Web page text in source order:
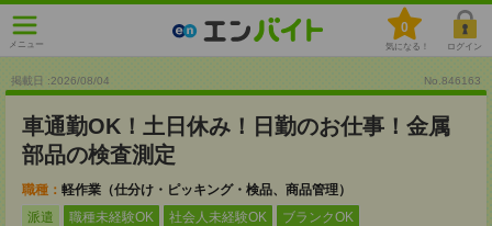
メニュー
0
気になる！ ログイン
掲載日 :2026/08/04 No.846163
車通勤OK！土日休み！日勤のお仕事！金属
部品の検査測定
職種： 軽作業（仕分け・ピッキング・検品、商品管理）
派遣
職種未経験OK 社会人未経験OK ブランクOK